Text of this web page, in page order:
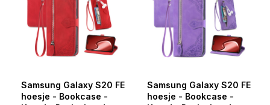
Samsung Galaxy S20 FE
hoesje - Bookcase -
Samsung Galaxy S20 FE
hoesje - Bookcase -